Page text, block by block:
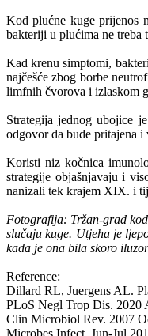
Kod plućne kuge prijenos
bakteriji u plućima ne treba
Kad krenu simptomi,
najčešće zbog borbe
limfnih čvorova i izlaskom
Strategija jednog ubojice
odgovor da bude pritajena i
Koristi niz kočnica
strategije objašnjavaju i
nanizali tek krajem XIX. i
Fotografija: Tržan-grad
slučaju kuge. Utjeha je
kada je ona bila skoro
Reference:
Dillard RL, Juergens AL.
PLoS Negl Trop Dis. 2020
Clin Microbiol Rev. 2007